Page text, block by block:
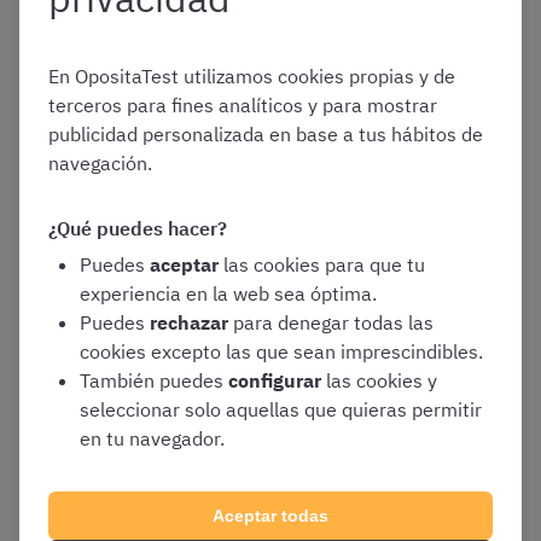
3. Participación en Juntas de
atamiento
lasJuntas de Tratamiento
encargados de proponer beneficios penitenciarios,
clasificaciones, destinos o traslados, entre otros
aspectos que afectan al régimen de vida de las personas
internas.
4. Coordinación de programas de
intervención
En OpositaTest utilizamos cookies propias y de
terceros para fines analíticos y para mostrar
publicidad personalizada en base a tus hábitos de
navegación.
¿Qué puedes hacer?
Puedes aceptar las cookies para que tu
experiencia en la web sea óptima.
Puedes rechazar para denegar todas las
cookies excepto las que sean imprescindibles.
También puedes configurar las cookies y
seleccionar solo aquellas que quieras permitir
en tu navegador.
Aceptar todas